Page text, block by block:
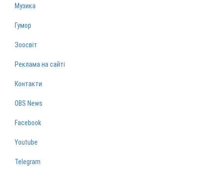
Музика
Гумор
Зоосвіт
Реклама на сайті
Контакти
OBS News
Facebook
Youtube
Telegram